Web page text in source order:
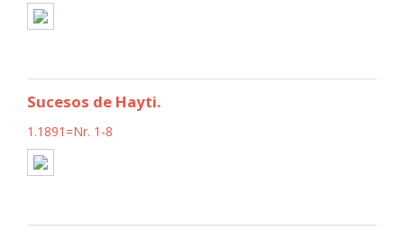
Sucesos de Hayti.
1.1891=Nr. 1-8